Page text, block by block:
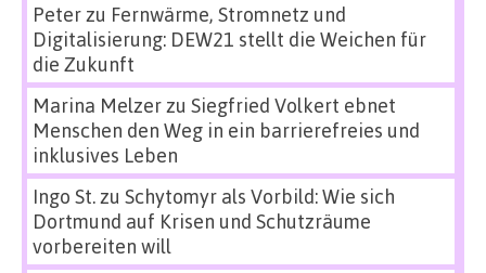
Peterzu Fernwärme, Stromnetz und
Digitalisierung: DEW21 stellt die Weichen für
die Zukunft
Marina Melzerzu Siegfried Volkert ebnet
Menschen den Weg in ein barrierefreies und
inklusives Leben
Ingo St.zu Schytomyr als Vorbild: Wie sich
Dortmund auf Krisen und Schutzräume
vorbereiten will